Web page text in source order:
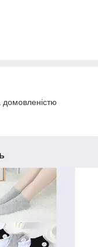
домовленістю